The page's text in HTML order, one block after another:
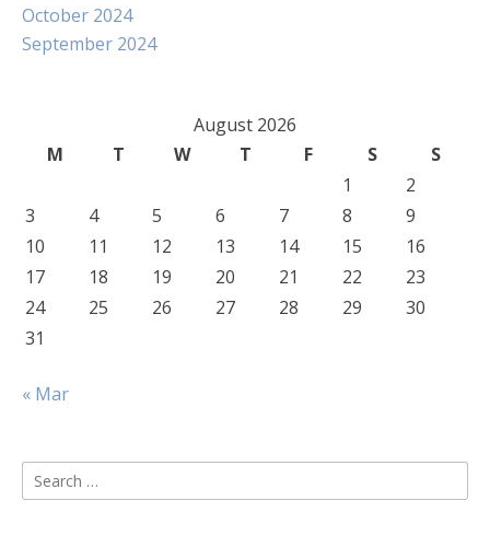
October 2024
September 2024
August 2026
M
T W T F S
S
1
2
3
4 5 6 7 8
9
10
11 12 13 14 15
16
17
18 19 20 21 22
23
24
25 26 27 28 29
30
31
« Mar
Search
for: